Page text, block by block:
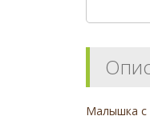
Малышка с